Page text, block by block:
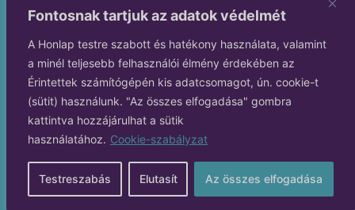
Fontosnak tartjuk az adatok védelmét
A Honlap testre szabott és hatékony használata, valamint
a minél teljesebb felhasználói élmény érdekében az
Érintettek számítógépén kis adatcsomagot, ún. cookie-t
(sütit) használunk. "Az összes elfogadása" gombra
kattintva hozzájárulhat a sütik
használatához. Cookie-szabályzat
Testreszabás Elutasít Az összes elfogadása
Blog cikkek
Kövess itt is
© 2024 Hajdú Laura